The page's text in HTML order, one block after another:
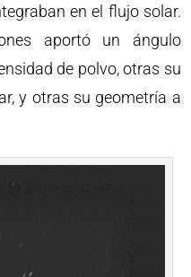
en el flujo solar.
aportó un ángulo
de polvo, otras su
y otras su geometría a